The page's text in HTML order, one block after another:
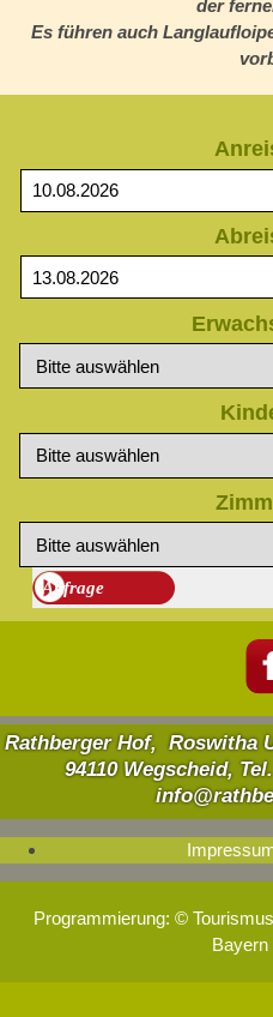
der
Es führen auch
Rathberger Hof, Roswitha
94110 Wegscheid,
Programmierung: © Tourismus
Bayern